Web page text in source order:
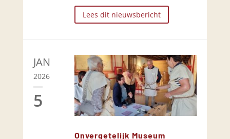
Lees dit nieuwsbericht
JAN
2026
5
Onvergetelijk Museum